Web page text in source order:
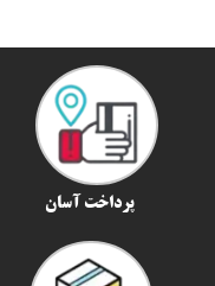
پرداخت آسان